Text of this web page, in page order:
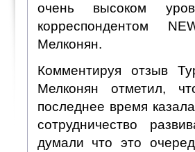
очень высоком
корреспондентом
Мелконян.
Комментируя отзыв
Мелконян отметил,
последнее время
сотрудничество
думали что это